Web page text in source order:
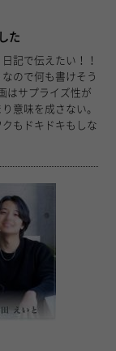
た
記で伝えたい！！
ので何も書けそう
意味を成さない。
もドキドキもしな